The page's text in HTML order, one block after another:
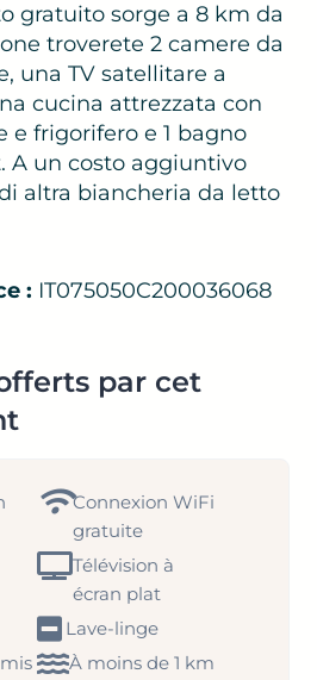
gratuito sorge a 8 km da
troverete 2 camere da
una TV satellitare a
cucina attrezzata con
e frigorifero e 1 bagno
A un costo aggiuntivo
altra biancheria da letto
: IT075050C200036068
par cet
Connexion WiFi
gratuite
Télévision à
écran plat
Lave-linge
À moins de 1 km